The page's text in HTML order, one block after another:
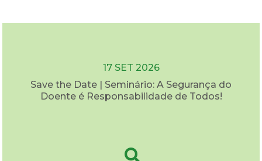
17 SET 2026
Save the Date | Seminário: A Segurança do
Doente é Responsabilidade de Todos!